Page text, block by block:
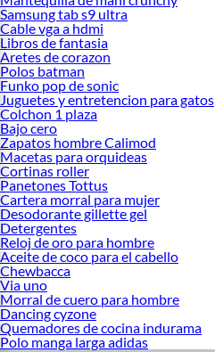
Samsung tab s9 ultra
Cable vga a hdmi
Libros de fantasia
Aretes de corazon
Polos batman
Funko pop de sonic
Juguetes y entretencion para gatos
Colchon 1 plaza
Bajo cero
Zapatos hombre Calimod
Macetas para orquideas
Cortinas roller
Panetones Tottus
Cartera morral para mujer
Desodorante gillette gel
Detergentes
Reloj de oro para hombre
Aceite de coco para el cabello
Chewbacca
Via uno
Morral de cuero para hombre
Dancing cyzone
Quemadores de cocina indurama
Polo manga larga adidas